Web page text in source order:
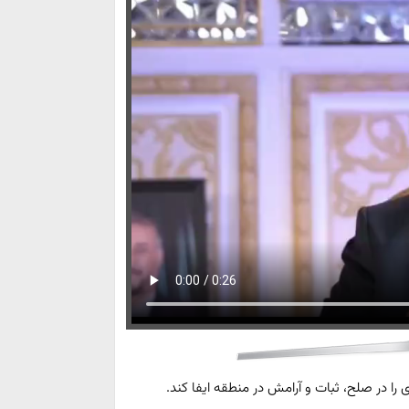
در صلح، ثبات و آرامش در منطقه ایفا کند.